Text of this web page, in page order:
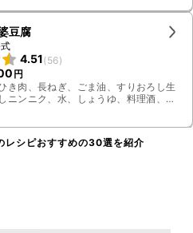
豆腐
4.51(56)
円
き肉、長ねぎ、ごま油、すりおろし生
ニンニク、水、しょうゆ、料理酒、豆
レシピおすすめの30選を紹介